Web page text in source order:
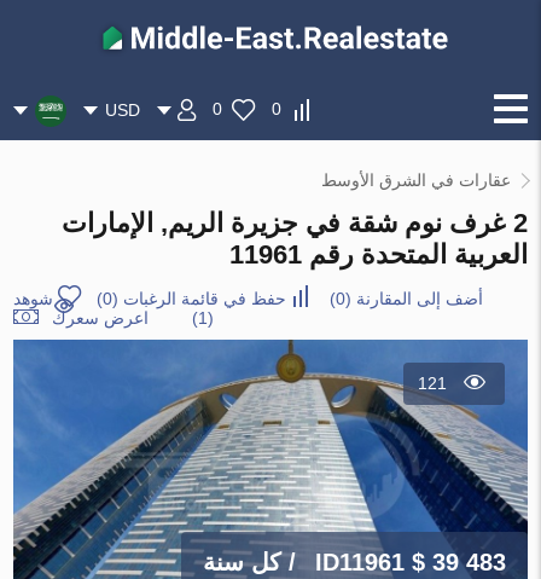
0
0
USD
عقارات في الشرق الأوسط
2 غرف نوم شقة في جزيرة الريم, الإمارات
العربية المتحدة رقم 11961
أضف إلى المقارنة (
0
) حفظ في قائمة الرغبات (
0
)
شوهد
(1)
اعرض سعرك
121
ID11961$ 39 483 / كل سنة